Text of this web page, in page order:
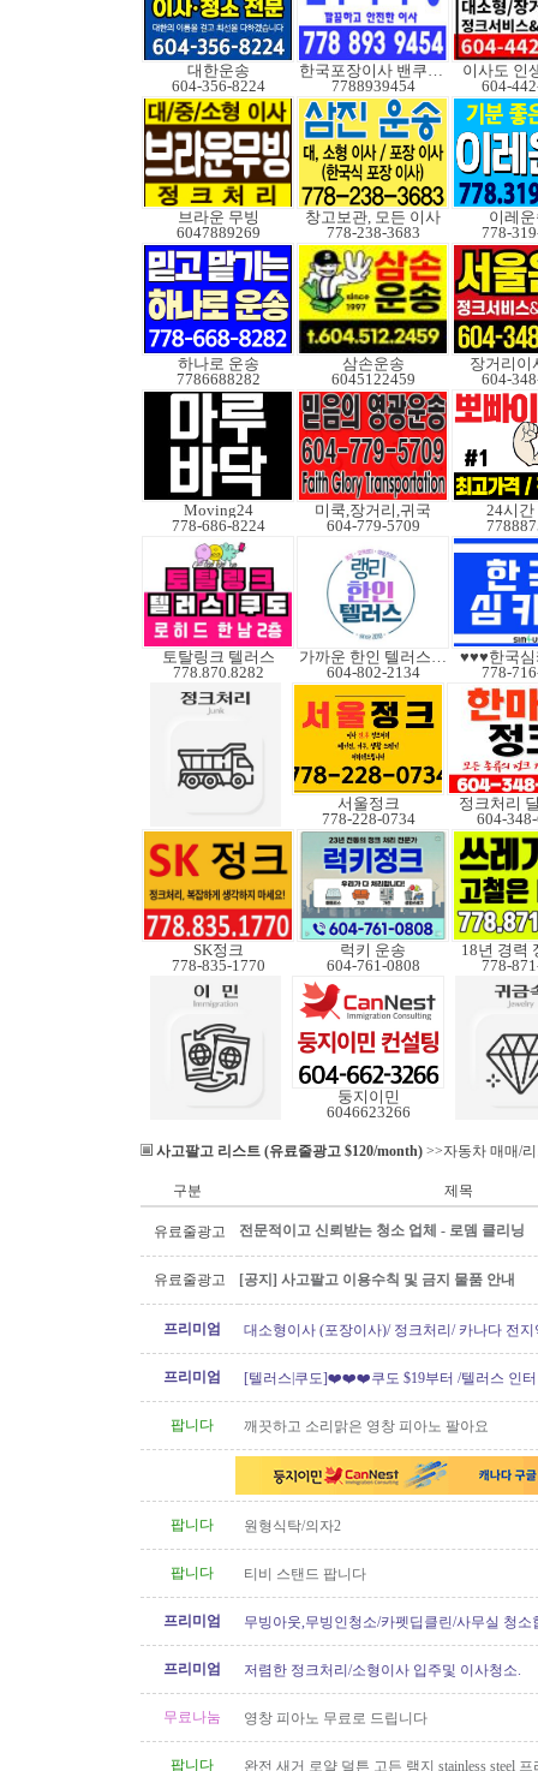
대한운송
604-356-8224
한국포장이사 밴쿠버무빙
7788939454
이사도 인
604-
브라운 무빙
6047889269
창고보관, 모든 이사
778-238-3683
이레
778-
하나로 운송
7786688282
삼손운송
6045122459
장거리이
604-
Moving24
778-686-8224
미쿡,장거리,귀국
604-779-5709
24시간
토탈링크 텔러스
778.870.8282
가까운 한인 텔러스쿠도
604-802-2134
♥♥♥한국
778-
서울정크
778-228-0734
정크처리
604-
SK정크
778-835-1770
럭키 운송
604-761-0808
18년 경력
778-
둥지이민
6046623266
사고팔고 리스트 (유료줄광고 $120/month) >>자동차 매매/
구분 제목
유료줄광고 전문적이고 신뢰받는 청소 업체 - 로뎀 클리닝
유료줄광고 [공지] 사고팔고 이용수칙 및 금지 물품 안내
프리미엄
대소형이사 (포장이사)/ 정크처리/ 카나다 전
프리미엄
[텔러스|쿠도]❤️❤️❤️쿠도 $19부터 /텔러스 인터
팝니다
깨끗하고 소리맑은 영창 피아노 팔아요
팝니다 원형식탁/의자2
팝니다 티비 스탠드 팝니다
프리미엄 무빙아웃,무빙인청소/카펫딥클린/사무실 청소
프리미엄 저렴한 정크처리/소형이사 입주및 이사청소.
무료나눔 영창 피아노 무료로 드립니다
팝니다 완전 새거 로얄 덜튼 고든 램지 stainless steel